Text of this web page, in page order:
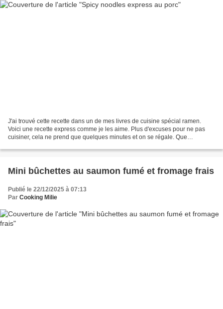
J'ai trouvé cette recette dans un de mes livres de cuisine spécial ramen.
Voici une recette express comme je les aime. Plus d'excuses pour ne pas
cuisiner, cela ne prend que quelques minutes et on se régale. Que
Mini bûchettes au saumon fumé et fromage frais
Publié le 22/12/2025 à 07:13
Par Cooking Milie